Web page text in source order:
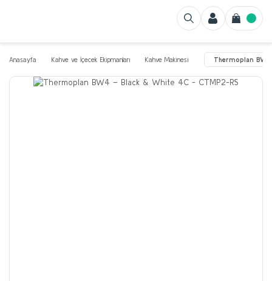
Anasayfa Kahve ve İçecek Ekipmanları Kahve Makinesi Thermoplan